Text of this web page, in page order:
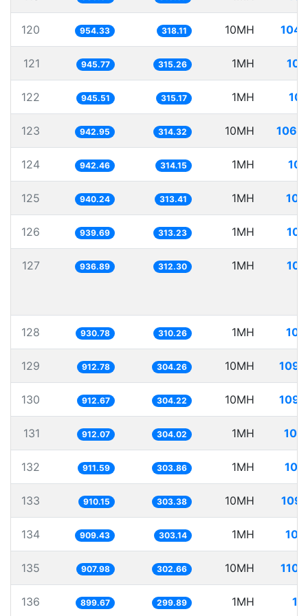
120 954.33 318.11 10MH
121 945.77 315.26 1MH
122 945.51 315.17 1MH
123 942.95 314.32 10MH
124 942.46 314.15 1MH
125 940.24 313.41 1MH
126 939.69 313.23 1MH
127 936.89 312.30 1MH
128 930.78 310.26 1MH
129 912.78 304.26 10MH
130 912.67 304.22 10MH
131 912.07 304.02 1MH
132 911.59 303.86 1MH
133 910.15 303.38 10MH
134 909.43 303.14 1MH
135 907.98 302.66 10MH
136 899.67 299.89 1MH